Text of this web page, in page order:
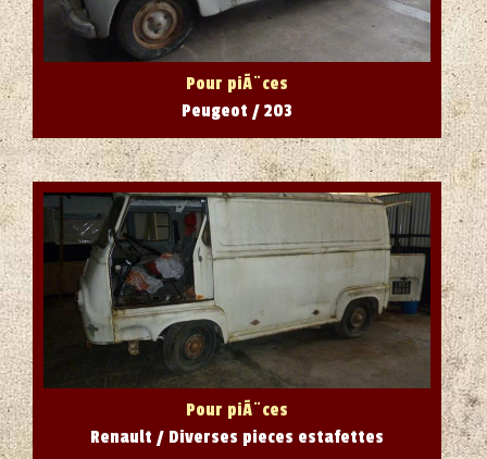
Pour piÃ¨ces
Peugeot / 203
Pour piÃ¨ces
Renault / Diverses pieces estafettes